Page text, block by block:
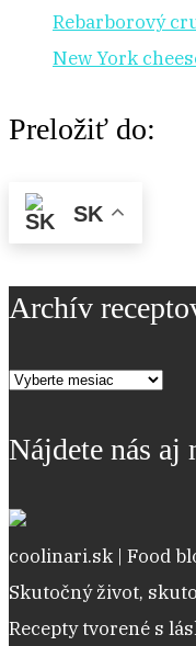
Rebarborový
New York
Preložiť do:
SK
Archív
Archív
Nájdete nás aj
coolinari.sk | Food
Skutočný život,
Recepty tvorené s